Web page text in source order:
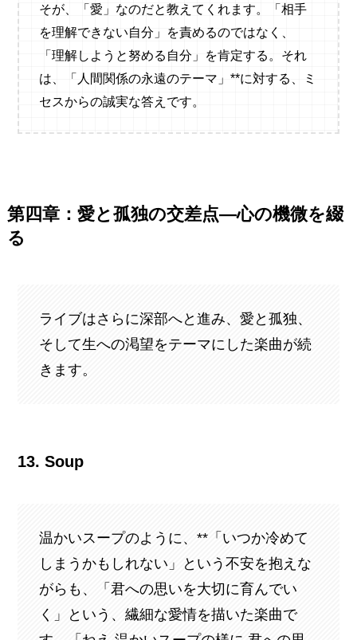
そが、「愛」なのだと教えてくれます。「相手
を理解できない自分」を責めるのではなく、
「理解しようと努める自分」を肯定する。それ
は、「人間関係の永遠のテーマ」**に対する、ミ
セスからの誠実な答えです。
第四章：愛と孤独の交差点—心の機微を綴
る
ライブはさらに深部へと進み、愛と孤独、
そして生への渇望をテーマにした楽曲が続
きます。
13. Soup
温かいスープのように、**「いつか冷めて
しまうかもしれない」という不安を抱えな
がらも、「君への思いを大切に育んでい
く」という、繊細な愛情を描いた楽曲で